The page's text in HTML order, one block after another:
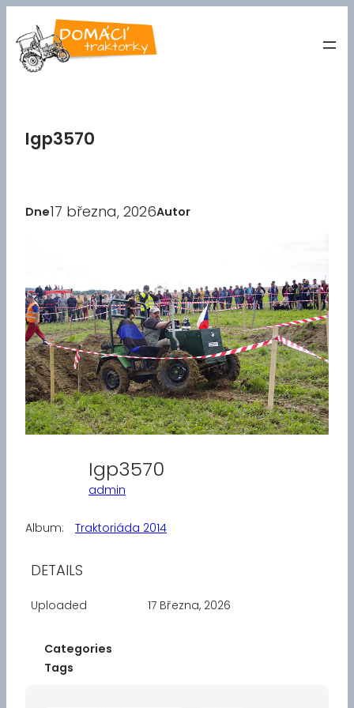
na
obsah
Igp3570
Dne17 března, 2026Autor
Igp3570
admin
Album: Traktoriáda 2014
DETAILS
Uploaded 17 Března, 2026
Categories
Tags